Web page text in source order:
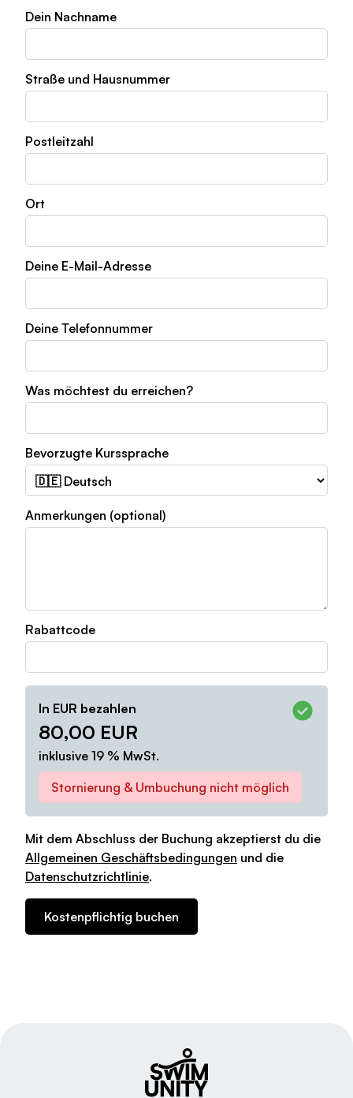
Dein Nachname
Straße und Hausnummer
Postleitzahl
Ort
Deine E-Mail-Adresse
Deine Telefonnummer
Was möchtest du erreichen?
Bevorzugte Kurssprache
Anmerkungen (optional)
Rabattcode
In EUR bezahlen
80,00 EUR
inklusive 19 % MwSt.
Stornierung & Umbuchung nicht möglich
Mit dem Abschluss der Buchung akzeptierst du die
Allgemeinen Geschäftsbedingungen und die
Datenschutzrichtlinie.
Kostenpflichtig buchen